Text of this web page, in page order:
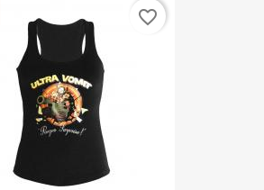
favorite_border